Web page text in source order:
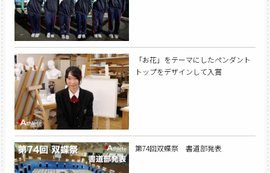
「お花」をテーマにしたペンダント
トップをデザインして入賞
第74回双蝶祭 書道部発表